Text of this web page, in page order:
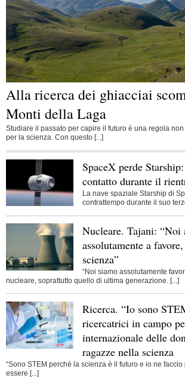
Alla ricerca dei ghiacciai
Monti della Laga
Studiare il passato per capire il futuro è una regola
per la scienza. Con questo [...]
SpaceX perde
contatto durante il
La nave spaziale Starship di
contrattempo durante il suo
Nucleare. Tajani: “Noi
assolutamente a
scienza”
“Noi siamo assolutamente
nucleare, soprattutto quello di ultima generazione. [...]
Ricerca. “Io sono
ricercatrici in campo
internazionale delle
ragazze nella scienza
“Sono STEM perché la scienza è il futuro e io ne faccio
essere [...]